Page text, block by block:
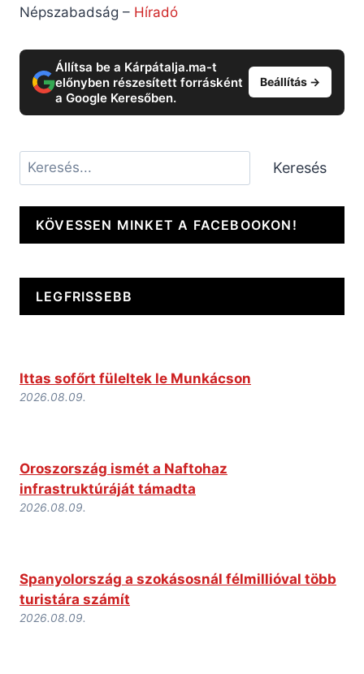
Népszabadság – Híradó
Állítsa be a Kárpátalja.ma-t
előnyben részesített forrásként
a Google Keresőben.
Beállítás →
Keresés Keresés
KÖVESSEN MINKET A FACEBOOKON!
LEGFRISSEBB
Ittas sofőrt füleltek le Munkácson
2026.08.09.
Oroszország ismét a Naftohaz
infrastruktúráját támadta
2026.08.09.
Spanyolország a szokásosnál félmillióval több
turistára számít
2026.08.09.